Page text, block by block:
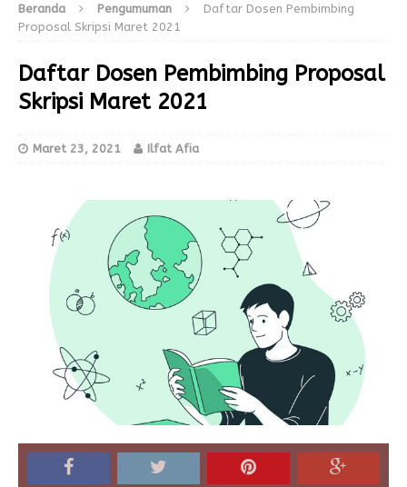
Beranda Pengumuman
Daftar Dosen Pembimbing
Proposal Skripsi Maret 2021
Daftar Dosen Pembimbing Proposal
Skripsi Maret 2021
Maret 23, 2021 Ilfat Afia